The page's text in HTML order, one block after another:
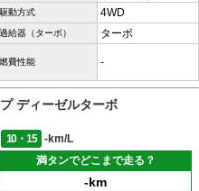
駆動方式 4WD
過給器（ターボ） ターボ
燃費性能 -
ディーゼルターボ
10・15
-km/L
満タンでどこまで走る？
-km